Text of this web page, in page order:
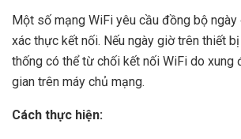
Một số mạng WiFi yêu cầu đồng bộ ngày
xác thực kết nối. Nếu ngày giờ trên thiết
thống có thể từ chối kết nối WiFi do
gian trên máy chủ mạng.
Cách thực hiện: